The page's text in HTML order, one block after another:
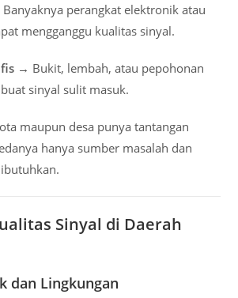
perangkat elektronik atau
mengganggu kualitas sinyal.
→ Bukit, lembah, atau pepohonan
sinyal sulit masuk.
maupun desa punya tantangan
hanya sumber masalah dan
Sinyal di Daerah
dan Lingkungan